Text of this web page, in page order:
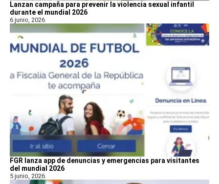
Lanzan campaña para prevenir la violencia sexual infantil
durante el mundial 2026
6 junio, 2026
FGR lanza app de denuncias y emergencias para visitantes
del mundial 2026
5 junio, 2026